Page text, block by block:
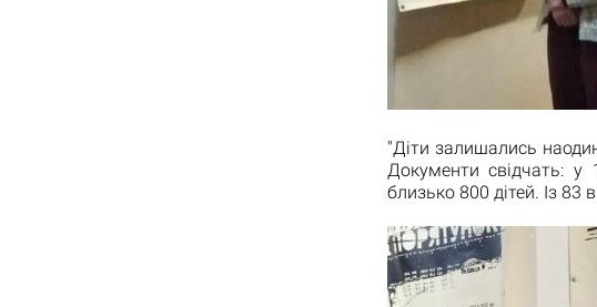
"Діти залишались
Документи свідчать:
близько 800 дітей. Із